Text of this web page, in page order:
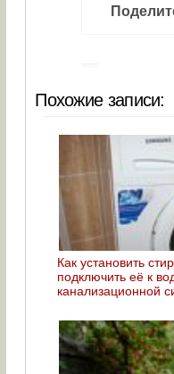
Похожие записи:
Как установить
подключить её к
канализационной